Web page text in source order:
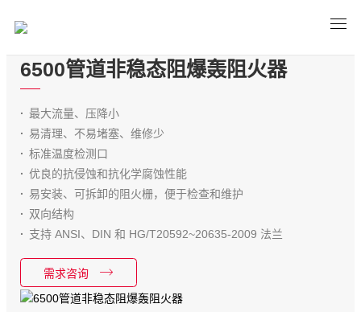
6500管道非稳态阻爆轰阻火器
最大流量、压降小
易清理、不易堵塞、维修少
标准温度检测口
优良的抗侵蚀和抗化学腐蚀性能
易安装、可拆卸的阻火栅，便于检查和维护
双向结构
支持 ANSI、DIN 和 HG/T20592~20635-2009 法兰
需求咨询